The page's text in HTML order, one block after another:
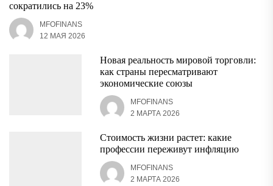
сократились на 23%
MFOFINANS
12 МАЯ 2026
Новая реальность мировой торговли:
как страны пересматривают
экономические союзы
MFOFINANS
2 МАРТА 2026
Стоимость жизни растет: какие
профессии переживут инфляцию
MFOFINANS
2 МАРТА 2026